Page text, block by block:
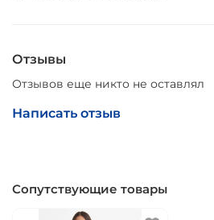
Отзывы
Отзывов еще никто не оставлял
Написать отзыв
Сопутствующие товары